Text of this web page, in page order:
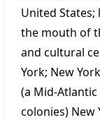
United
the mouth of
and cultural
York; New York
(a Mid-
colonies) New